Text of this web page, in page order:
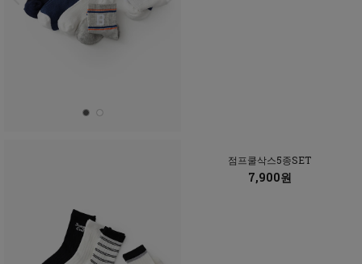
점프쿨삭스5종SET
7,900원